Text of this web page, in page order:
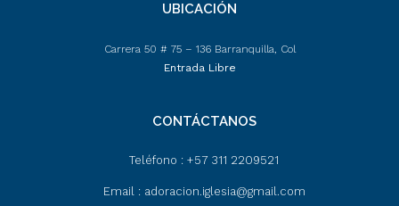
UBICACIÓN
Carrera 50 # 75 – 136 Barranquilla, Col
Entrada Libre
CONTÁCTANOS
Teléfono : +57 311 2209521
Email : adoracion.iglesia@gmail.com